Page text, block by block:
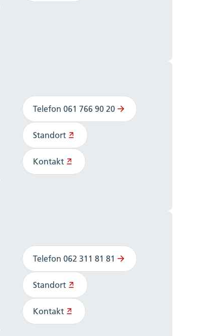
Telefon 061 766 90 20
Standort
Kontakt
Telefon 062 311 81 81
Standort
Kontakt